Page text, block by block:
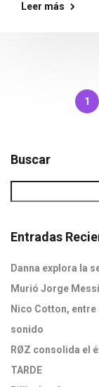
Leer más
1
Buscar
Entradas
Danna explora la
Murió Jorge
Nico Cotton,
sonido
RØZ consolida el
TARDE